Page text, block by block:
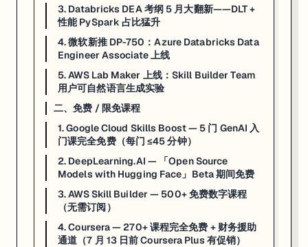
约 60% AZ-204 知识点延续到 AI-200
两代考试核心差异
：AZ-204 考的是「怎么调 Azure 各类服务 API 搭
延伸：同批退役的认证——AZ-500（Security Engineer Associate，8
Microsoft AZ-204 Certification is Being Replaced by
来源：
3. Databricks DEA 考纲 5 月大翻新——DLT + 性能 PySpark
：2026 年 5 月 4 日 Databricks 静默更新了 Data Engineer
Databricks 于 5 月 4 日
发布了 Databricks Data Engineer Associate
Delta Live Tables (DLT) 权重大幅提升
PySpark 性能场景题增加：不再考「这段代码输出什么」，改
题型偏业务场景 ：大量题目从业务问题出发（「给定这个数据
3. Databricks DEA 考纲 5 月大翻新——DLT +
性能 PySpark 占比猛升
4. 微软新推 DP-750：Azure Databricks Data
Engineer Associate 上线
5. AWS Lab Maker 上线：Skill Builder Team
用户可自然语言生成实验
二、免费 / 限免课程
1. Google Cloud Skills Boost — 5 门 GenAI 入
门课完全免费（每门 ≤45 分钟）
2. DeepLearning.AI — 「Open Source
Models with Hugging Face」Beta 期间免费
3. AWS Skill Builder — 500+ 免费数字课程
（无需订阅）
4. Coursera — 270+ 课程完全免费 + 财务援助
通道（7 月 13 日前 Coursera Plus 有促销）